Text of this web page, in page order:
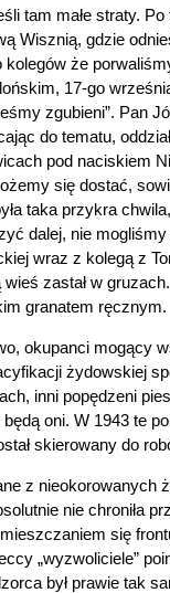
tam małe straty.
Wisznią, gdzie
że
17-go
zgubieni”. Pan
do tematu,
pod naciskiem
się dostać,
taka przykra
dalej, nie
wraz z kolegą z
zastał w
granatem ręcznym.
okupanci mogący
żydowskiej
inni popędzeni
oni. W 1943 te
skierowany do
z
nie chroniła
się
„wyzwoliciele”
był prawie tak